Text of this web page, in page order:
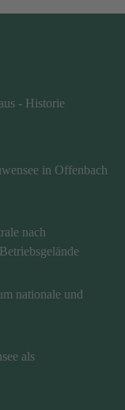
in Offenbach
nach
nationale und
als